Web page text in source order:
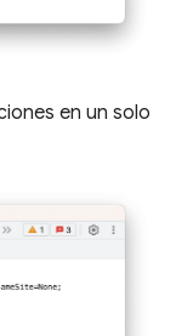
en un solo